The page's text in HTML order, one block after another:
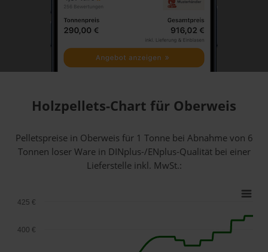
Holzpellets-Chart für Oberweis
Pelletspreise in Oberweis für 1 Tonne bei Abnahmevon 6
Tonnen loser Warein DINplus-/ENplus-Qualität bei einer
Lieferstelle inkl. MwSt.:
400 €
425 €